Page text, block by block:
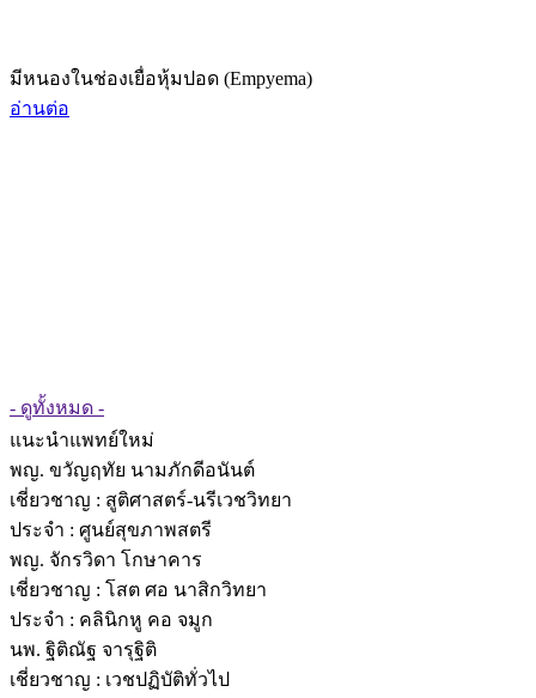
มีหนองในช่องเยื่อหุ้มปอด (Empyema)
อ่านต่อ
- ดูทั้งหมด -
แนะนำแพทย์ใหม่
พญ. ขวัญฤทัย นามภักดีอนันต์
เชี่ยวชาญ : สูติศาสตร์-นรีเวชวิทยา
ประจำ : ศูนย์สุขภาพสตรี
พญ. จักรวิดา โกษาคาร
เชี่ยวชาญ : โสต ศอ นาสิกวิทยา
ประจำ : คลินิกหู คอ จมูก
นพ. ฐิติณัฐ จารุฐิติ
เชี่ยวชาญ : เวชปฏิบัติทั่วไป